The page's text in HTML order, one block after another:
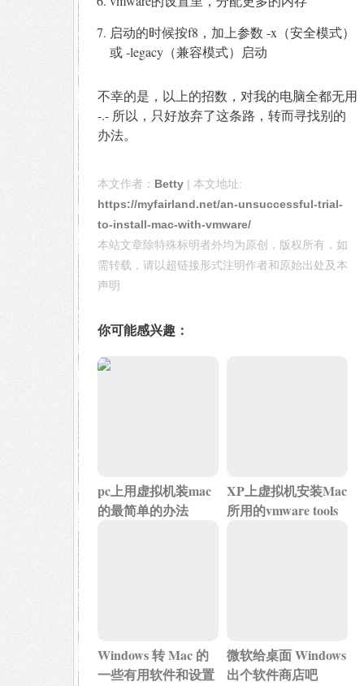
启动的时候按f8，加上参数 -x（安全模式）
或 -legacy（兼容模式）启动
不幸的是，以上的招数，对我的电脑全都无用
-.- 所以，只好放弃了这条路，转而寻找别的
办法。
本文作者： Betty | 本文地址:
https://myfairland.net/an-unsuccessful-trial-
to-install-mac-with-vmware/
本站文章除特殊标明者外均为原创，版权所有，如
需转载，请以超链接形式注明作者和原始出处及本
声明
你可能感兴趣：
pc上用虚拟机装mac
的最简单的办法
XP上虚拟机安装Mac
所用的vmware tools
Windows 转 Mac 的
一些有用软件和设置
微软给桌面 Windows
出个软件商店吧